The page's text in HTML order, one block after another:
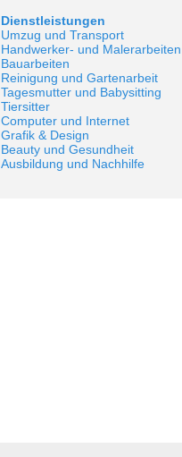
Dienstleistungen
Umzug und Transport
Handwerker- und Malerarbeiten
Bauarbeiten
Reinigung und Gartenarbeit
Tagesmutter und Babysitting
Tiersitter
Computer und Internet
Grafik & Design
Beauty und Gesundheit
Ausbildung und Nachhilfe